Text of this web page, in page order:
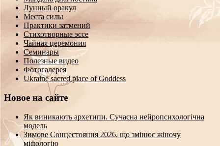
Лунный оракул
Места силы
Практики затмений
Стихотворные эссе
Чайная церемония
Семинары
Полезные видео
Фотогалерея
Ukraine sacred place of Goddess
Новое на сайте
Як виникають архетипи. Сучасна нейропсихологічна
модель
Зимове Сонцестояння 2026, що змінює жіночу
міфологію